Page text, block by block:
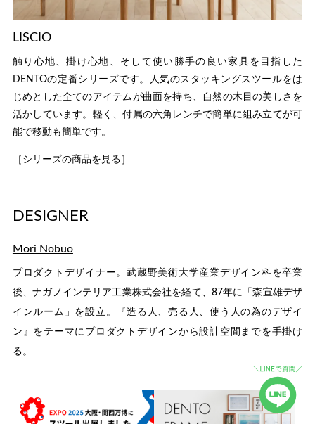
LISCIO
触り心地、掛け心地、そして使い勝手の良い家具を目指した
DENTOの定番シリーズです。人気のスタッキングスツールをは
じめとした全てのアイテムが曲面を持ち、自然の木目の美しさを
活かしています。軽く、付属の六角レンチで簡単に組み立てが可
能で移動も簡単です。
［シリーズの商品を見る］
DESIGNER
Mori Nobuo
プロダクトデザイナー。武蔵野美術大学産業デザイン科を卒業
後、ナガノインテリア工業株式会社を経て、87年に「森宣雄デザ
インルーム」を設立。『造る人、売る人、使う人の為のデザイ
ン』をテーマにプロダクトデザインから設計空間までを手掛け
る。